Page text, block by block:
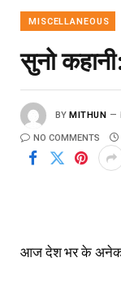
MISCELLANEOUS
सुनो
BY MITHUN
NO COMMENTS
आज देश भर के अनेकों